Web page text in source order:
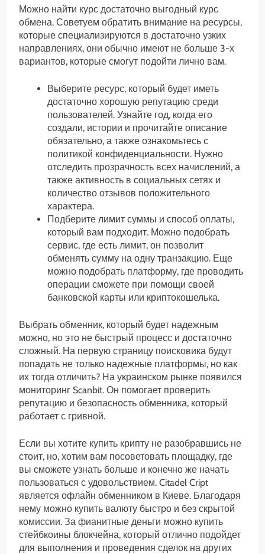
Можно найти курс достаточно выгодный курс
обмена. Советуем обратить внимание на ресурсы,
которые специализируются в достаточно узких
направлениях, они обычно имеют не больше 3-х
вариантов, которые смогут подойти лично вам.
Выберите ресурс, который будет иметь
достаточно хорошую репутацию среди
пользователей. Узнайте год, когда его
создали, истории и прочитайте описание
обязательно, а также ознакомьтесь с
политикой конфиденциальности. Нужно
отследить прозрачность всех начислений, а
также активность в социальных сетях и
количество отзывов положительного
характера.
Подберите лимит суммы и способ оплаты,
который вам подходит. Можно подобрать
сервис, где есть лимит, он позволит
обменять сумму на одну транзакцию. Еще
можно подобрать платформу, где проводить
операции сможете при помощи своей
банковской карты или криптокошелька.
Выбрать обменник, который будет надежным
можно, но это не быстрый процесс и достаточно
сложный. На первую страницу поисковика будут
попадать не только надежные платформы, но как
их тогда отличить? На украинском рынке появился
мониторинг Scanbit. Он помогает проверить
репутацию и безопасность обменника, который
работает с гривной.
Если вы хотите купить крипту не разобравшись не
стоит, но, хотим вам посоветовать площадку, где
вы сможете узнать больше и конечно же начать
пользоваться с удовольствием. Citadel Cript
является офлайн обменником в Киеве. Благодаря
нему можно купить валюту быстро и без скрытой
комиссии. За фианитные деньги можно купить
стейбкоины блокчейна, который отлично подойдет
для выполнения и проведения сделок на других